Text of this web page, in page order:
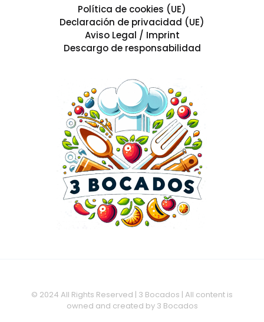
Política de cookies (UE)
Declaración de privacidad (UE)
Aviso Legal / Imprint
Descargo de responsabilidad
© 2024 All Rights Reserved | 3 Bocados | All content is
owned and created by 3 Bocados